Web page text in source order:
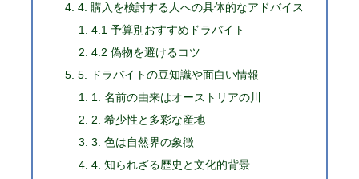
4. 購入を検討する人への具体的なアドバイス
4.1 予算別おすすめドラバイト
4.2 偽物を避けるコツ
5. ドラバイトの豆知識や面白い情報
1. 名前の由来はオーストリアの川
2. 希少性と多彩な産地
3. 色は自然界の象徴
4. 知られざる歴史と文化的背景